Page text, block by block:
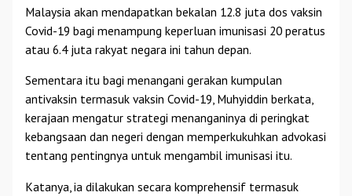
Malaysia akan mendapatkan bekalan 12.8 juta dos vaksin
Covid-19 bagi menampung keperluan imunisasi 20 peratus
atau 6.4 juta rakyat negara ini tahun depan.
Sementara itu bagi menangani gerakan kumpulan
antivaksin termasuk vaksin Covid-19, Muhyiddin berkata,
kerajaan mengatur strategi menanganinya di peringkat
kebangsaan dan negeri dengan memperkukuhkan advokasi
tentang pentingnya untuk mengambil imunisasi itu.
Katanya, ia dilakukan secara komprehensif termasuk